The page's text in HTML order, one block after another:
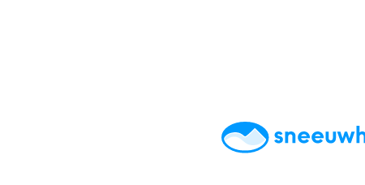
AccommodatiesTips